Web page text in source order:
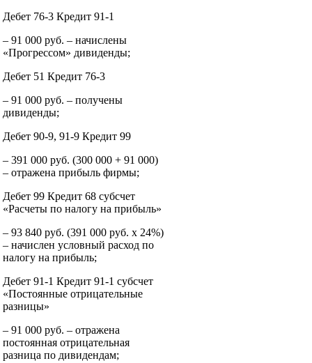
Дебет 76-3 Кредит 91-1
– 91 000 руб. – начислены
«Прогрессом» дивиденды;
Дебет 51 Кредит 76-3
– 91 000 руб. – получены
дивиденды;
Дебет 90-9, 91-9 Кредит 99
– 391 000 руб. (300 000 + 91 000)
– отражена прибыль фирмы;
Дебет 99 Кредит 68 субсчет
«Расчеты по налогу на прибыль»
– 93 840 руб. (391 000 руб. x 24%)
– начислен условный расход по
налогу на прибыль;
Дебет 91-1 Кредит 91-1 субсчет
«Постоянные отрицательные
разницы»
– 91 000 руб. – отражена
постоянная отрицательная
разница по дивидендам;